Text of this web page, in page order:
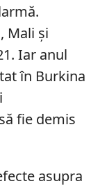
Mali și
Iar anul
în Burkina
fie demis
asupra